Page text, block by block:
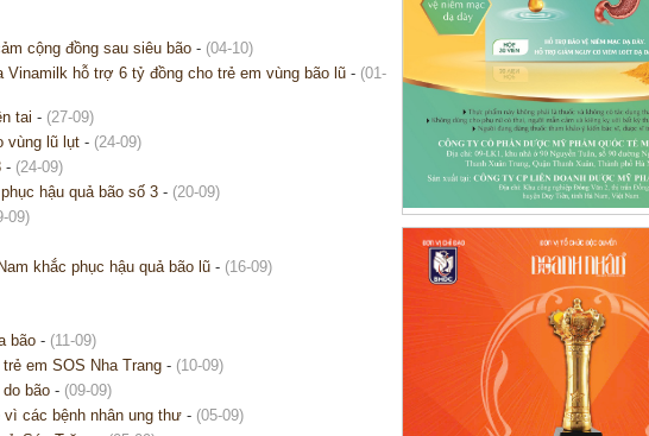
cộng đồng sau siêu bão - (04-10)
hỗ trợ 6 tỷ đồng cho trẻ em vùng bão lũ - (01-
tai - (27-09)
vùng lũ lụt - (24-09)
- (24-09)
hậu quả bão số 3 - (20-09)
09)
khắc phục hậu quả bão lũ - (16-09)
bão - (11-09)
em SOS Nha Trang - (10-09)
bão - (09-09)
các bệnh nhân ung thư - (05-09)